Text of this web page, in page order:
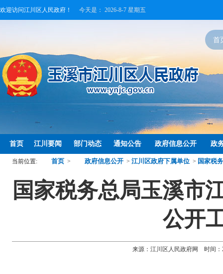
欢迎访问江川区人民政府！ 今天是： 2026-8-7 星期五
首
首页 江川要闻 部门动态 通知公告 政府信息公开 政
当前位置: 首页 > 政府信息公开 > 江川区政府下属单位 > 国家税
国家税务总局玉溪市
公开
来源：江川区人民政府网 时间：